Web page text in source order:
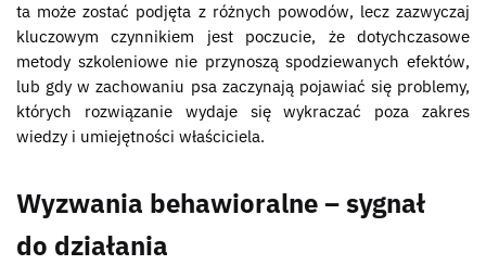
ta może zostać podjęta z różnych powodów, lecz zazwyczaj
kluczowym czynnikiem jest poczucie, że dotychczasowe
metody szkoleniowe nie przynoszą spodziewanych efektów,
lub gdy w zachowaniu psa zaczynają pojawiać się problemy,
których rozwiązanie wydaje się wykraczać poza zakres
wiedzy i umiejętności właściciela.
Wyzwania behawioralne – sygnał
do działania